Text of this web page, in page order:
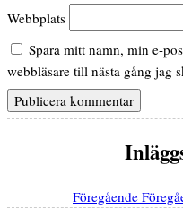
Webbplats
Spara mitt namn, min e-
webbläsare till nästa gång jag
Föregående